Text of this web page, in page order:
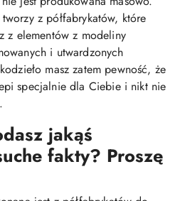
z półfabrykatów, które
z elementów z modeliny
i utwardzonych
masz zatem pewność, że
specjalnie dla Ciebie i nikt nie
jakąś
fakty? Proszę